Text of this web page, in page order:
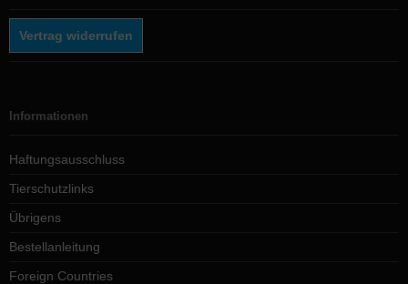
Vertrag widerrufen
Informationen
Haftungsausschluss
Tierschutzlinks
Übrigens
Bestellanleitung
Foreign Countries